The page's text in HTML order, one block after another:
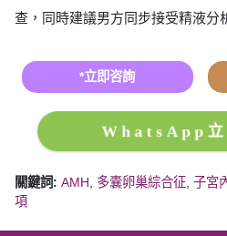
查，同時建議男方同步接受精液分
*立即咨詢
WhatsApp立
關鍵詞: AMH 多囊卵巢綜合征 子宮
項